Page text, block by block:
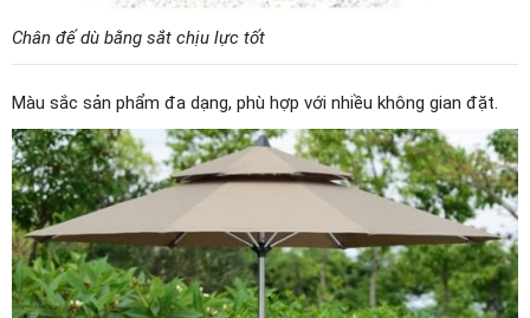
Chân đế dù bằng sắt chịu lực tốt
Màu sắc sản phẩm đa dạng, phù hợp với nhiều không gian đặt.